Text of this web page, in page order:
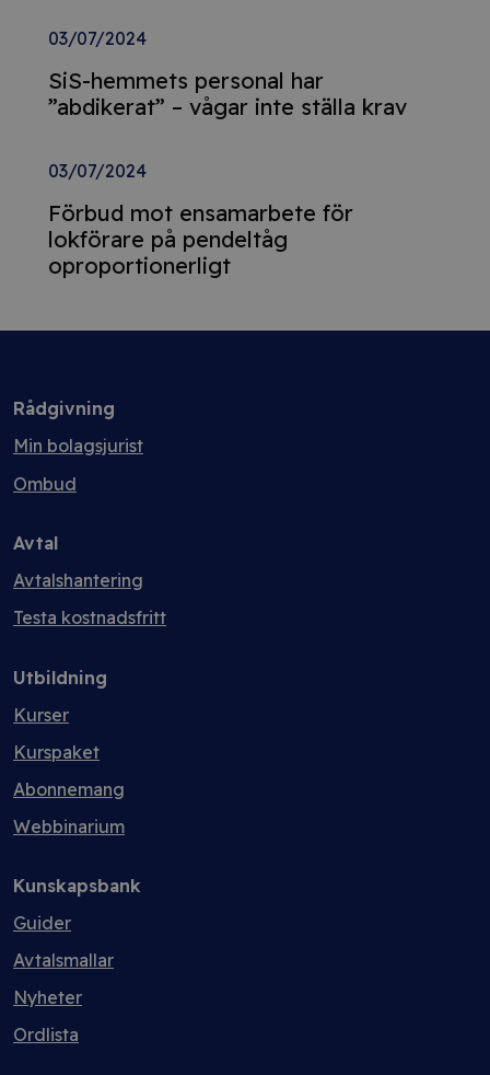
03/07/2024
SiS-hemmets personal har
”abdikerat” – vågar inte ställa krav
03/07/2024
Förbud mot ensamarbete för
lokförare på pendeltåg
oproportionerligt
Rådgivning
Min bolagsjurist
Ombud
Avtal
Avtalshantering
Testa kostnadsfritt
Utbildning
Kurser
Kurspaket
Abonnemang
Webbinarium
Kunskapsbank
Guider
Avtalsmallar
Nyheter
Ordlista